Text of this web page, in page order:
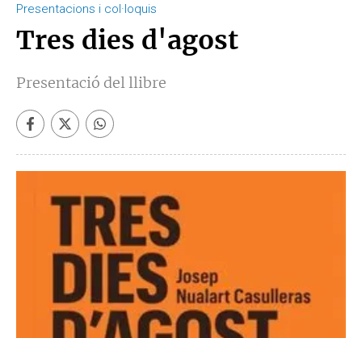
Presentacions i col·loquis
Tres dies d'agost
Presentació del llibre